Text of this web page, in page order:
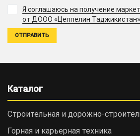
Я соглашаюсь на получение
от ДООО «Цеппелин Таджикистан»
Каталог
Строительная и дорожно-
Горная и карьерная техника